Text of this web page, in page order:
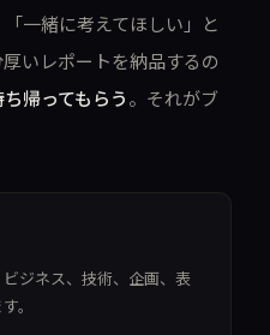
一緒に考えてほしい」と
いレポートを納品するの
帰ってもらう。それがブ
ジネス、技術、企画、表
。